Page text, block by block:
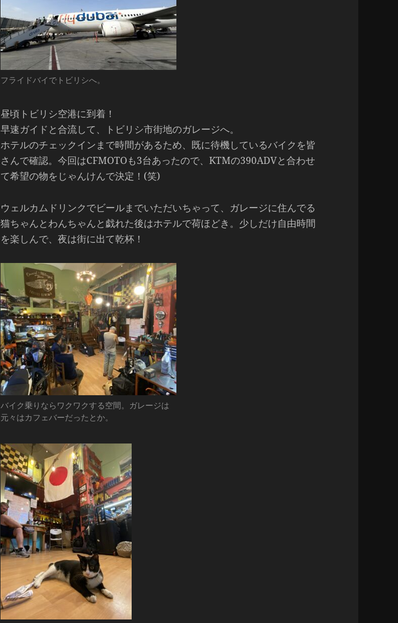
フライドバイでトビリシへ。
昼頃トビリシ空港に到着！
早速ガイドと合流して、トビリシ市街地のガレージへ。
ホテルのチェックインまで時間があるため、既に待機しているバイクを皆
さんで確認。今回はCFMOTOも3台あったので、KTMの390ADVと合わせ
て希望の物をじゃんけんで決定！(笑)
ウェルカムドリンクでビールまでいただいちゃって、ガレージに住んでる
猫ちゃんとわんちゃんと戯れた後はホテルで荷ほどき。少しだけ自由時間
を楽しんで、夜は街に出て乾杯！
バイク乗りならワクワクする空間。ガレージは
元々はカフェバーだったとか。